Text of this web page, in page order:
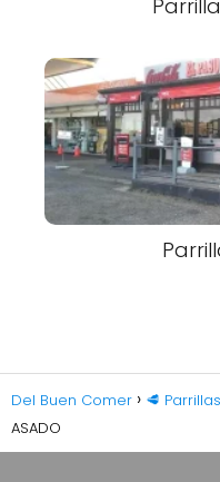
Del Buen Comer 🥩 Parrillas
ASADO